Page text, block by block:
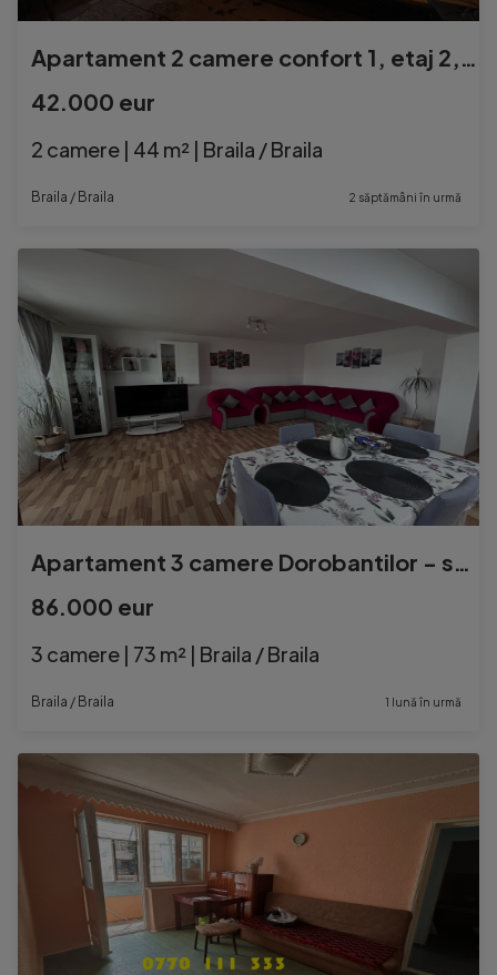
Apartament 2 camere confort 1, etaj 2, Calea Galati
42.000 eur
2 camere | 44 m² | Braila / Braila
Braila / Braila 2 săptămâni în urmă
Apartament 3 camere Dorobantilor - suprafata 80mp.
86.000 eur
3 camere | 73 m² | Braila / Braila
Braila / Braila 1 lună în urmă